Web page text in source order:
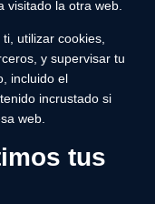
visitado la otra web.
utilizar cookies,
y supervisar tu
incluido el
incrustado si
web.
tus